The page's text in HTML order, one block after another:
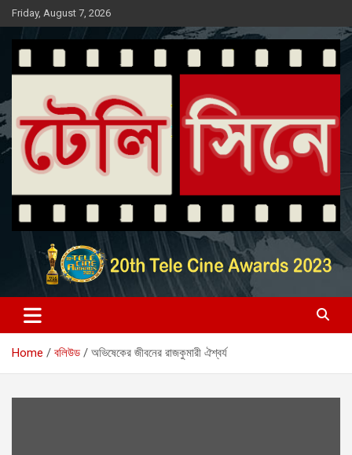
Skip
to
content
Friday, August 7, 2026
টেলি সিনে
Entertainment News Portal
Home বলিউড অভিষেকের জীবনের রাজকুমারী ঐশ্বর্য